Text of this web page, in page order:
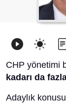
CHP yönetimi
kadarı da
Adaylık